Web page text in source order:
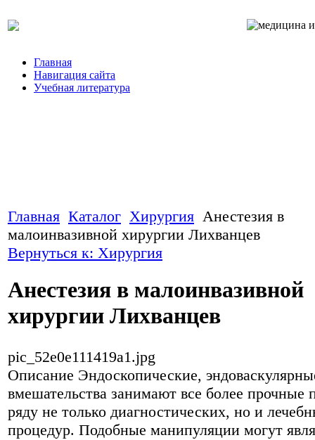
Главная
Навигация сайта
Учебная литература
Главная Каталог Хирургия Анестезия в
малоинвазивной хирургии Лихванцев
Вернуться к: Хирургия
Анестезия в малоинвазивной
хирургии Лихванцев
pic_52e0e111419a1.jpg
Описание Эндоскопические,
вмешательства занимают все более прочные
ряду не только диагностических, но и
процедур. Подобные манипуляции могут